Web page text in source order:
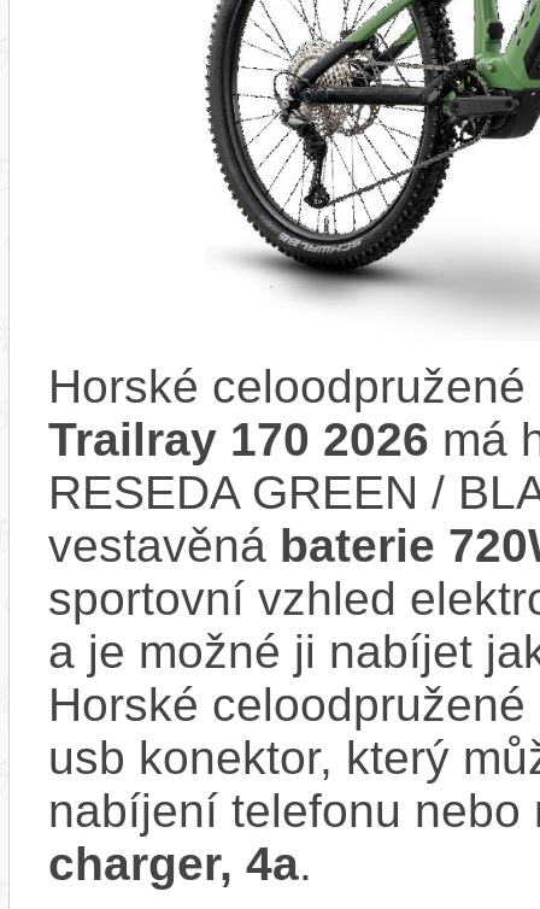
Horské
Trailray 170 2026 má
RESEDA GREEN /
vestavěná baterie
sportovní vzhled
a je možné ji nabíjet
Horské
usb konektor, který
nabíjení telefonu
charger, 4a.